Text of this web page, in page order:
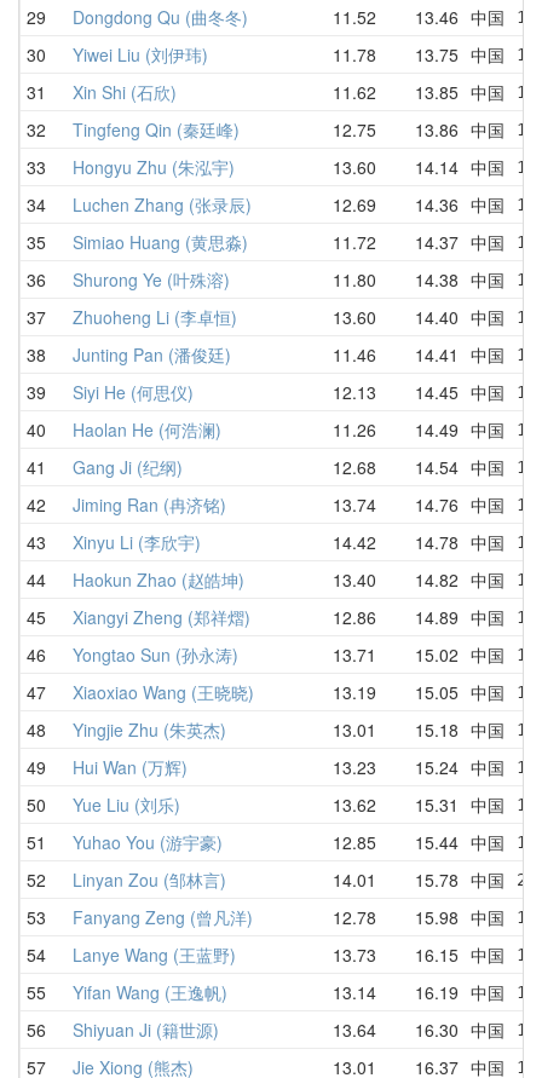
29 Dongdong Qu (曲冬冬) 11.52 13.46 中国
30 Yiwei Liu (刘伊玮) 11.78 13.75 中国
31 Xin Shi (石欣) 11.62 13.85 中国
32 Tingfeng Qin (秦廷峰) 12.75 13.86 中国
33 Hongyu Zhu (朱泓宇) 13.60 14.14 中国
34 Luchen Zhang (张录辰) 12.69 14.36 中国
35 Simiao Huang (黄思淼) 11.72 14.37 中国
36 Shurong Ye (叶殊溶) 11.80 14.38 中国
37 Zhuoheng Li (李卓恒) 13.60 14.40 中国
38 Junting Pan (潘俊廷) 11.46 14.41 中国
39 Siyi He (何思仪) 12.13 14.45 中国
40 Haolan He (何浩澜) 11.26 14.49 中国
41 Gang Ji (纪纲) 12.68 14.54 中国
42 Jiming Ran (冉济铭) 13.74 14.76 中国
43 Xinyu Li (李欣宇) 14.42 14.78 中国
44 Haokun Zhao (赵皓坤) 13.40 14.82 中国
45 Xiangyi Zheng (郑祥熠) 12.86 14.89 中国
46 Yongtao Sun (孙永涛) 13.71 15.02 中国
47 Xiaoxiao Wang (王晓晓) 13.19 15.05 中国
48 Yingjie Zhu (朱英杰) 13.01 15.18 中国
49 Hui Wan (万辉) 13.23 15.24 中国
50 Yue Liu (刘乐) 13.62 15.31 中国
51 Yuhao You (游宇豪) 12.85 15.44 中国
52 Linyan Zou (邹林言) 14.01 15.78 中国
53 Fanyang Zeng (曾凡洋) 12.78 15.98 中国
54 Lanye Wang (王蓝野) 13.73 16.15 中国
55 Yifan Wang (王逸帆) 13.14 16.19 中国
56 Shiyuan Ji (籍世源) 13.64 16.30 中国
57 Jie Xiong (熊杰) 13.01 16.37 中国